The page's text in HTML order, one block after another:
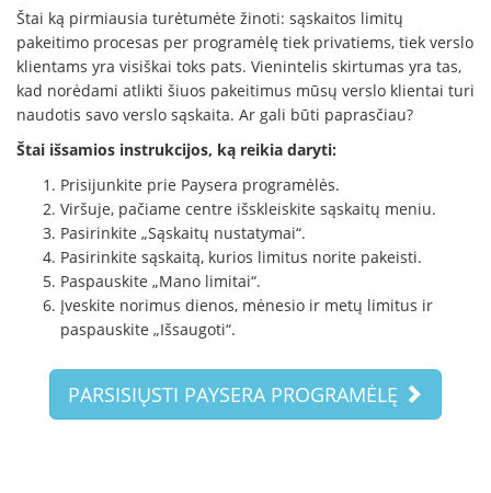
Štai ką pirmiausia turėtumėte žinoti: sąskaitos limitų
pakeitimo procesas per programėlę tiek privatiems, tiek verslo
klientams yra visiškai toks pats. Vienintelis skirtumas yra tas,
kad norėdami atlikti šiuos pakeitimus mūsų verslo klientai turi
naudotis savo verslo sąskaita. Ar gali būti paprasčiau?
Štai išsamios instrukcijos, ką reikia daryti:
Prisijunkite prie Paysera programėlės.
Viršuje, pačiame centre išskleiskite sąskaitų meniu.
Pasirinkite „Sąskaitų nustatymai“.
Pasirinkite sąskaitą, kurios limitus norite pakeisti.
Paspauskite „Mano limitai“.
Įveskite norimus dienos, mėnesio ir metų limitus ir
paspauskite „Išsaugoti“.
PARSISIŲSTI PAYSERA PROGRAMĖLĘ